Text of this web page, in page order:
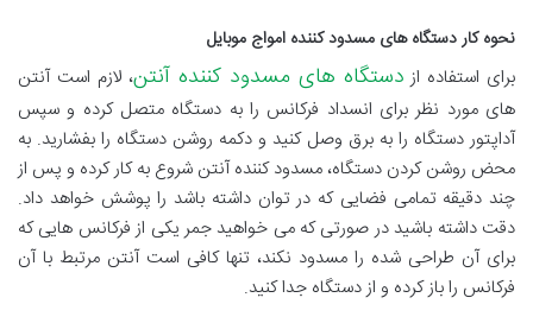
نحوه کار دستگاه های مسدود کننده امواج موبایل
برای استفاده از دستگاه های مسدود کننده آنتن، لازم است آنتن
های مورد نظر برای انسداد فرکانس را به دستگاه متصل کرده و سپس
آداپتور دستگاه را به برق وصل کنید و دکمه روشن دستگاه را بفشارید. به
محض روشن کردن دستگاه، مسدود کننده آنتن شروع به کار کرده و پس از
چند دقیقه تمامی فضایی که در توان داشته باشد را پوشش خواهد داد.
دقت داشته باشید در صورتی که می خواهید جمر یکی از فرکانس هایی که
برای آن طراحی شده را مسدود نکند، تنها کافی است آنتن مرتبط با آن
فرکانس را باز کرده و از دستگاه جدا کنید.